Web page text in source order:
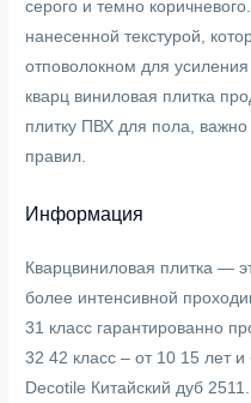
серого и темно
нанесенной текстурой,
отповолокном для
кварц виниловая плитка
плитку ПВХ для пола,
правил.
Информация
Кварцвиниловая плитка —
более интенсивной
31 класс гарантированно
32 42 класс – от 10 15 лет
Decotile Китайский дуб